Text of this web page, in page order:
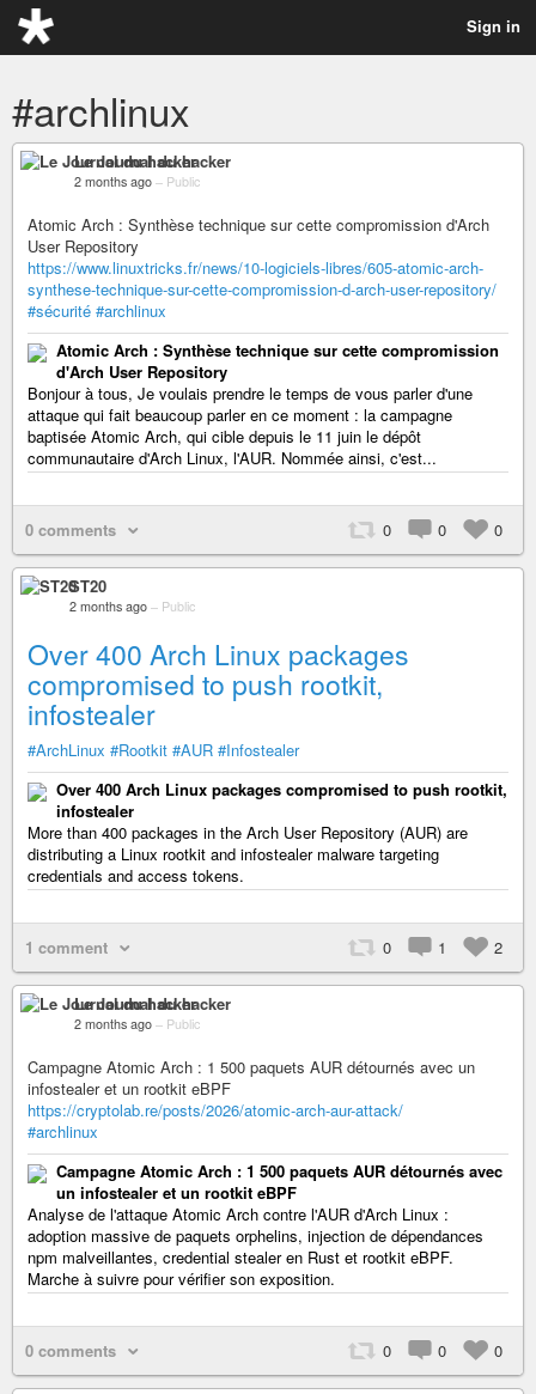
Sign in
#archlinux
Le Journal du hacker
2 months ago – Public
Atomic Arch : Synthèse technique sur cette compromission d'Arch
User Repository
https://www.linuxtricks.fr/news/10-logiciels-libres/605-atomic-arch-
synthese-technique-sur-cette-compromission-d-arch-user-repository/
#sécurité #archlinux
Atomic Arch : Synthèse technique sur cette compromission
d'Arch User Repository
Bonjour à tous, Je voulais prendre le temps de vous parler d'une
attaque qui fait beaucoup parler en ce moment : la campagne
baptisée Atomic Arch, qui cible depuis le 11 juin le dépôt
communautaire d'Arch Linux, l'AUR. Nommée ainsi, c'est...
0 comments 0 0 0
ST20
2 months ago – Public
Over 400 Arch Linux packages
compromised to push rootkit,
infostealer
#ArchLinux #Rootkit #AUR #Infostealer
Over 400 Arch Linux packages compromised to push rootkit,
infostealer
More than 400 packages in the Arch User Repository (AUR) are
distributing a Linux rootkit and infostealer malware targeting
credentials and access tokens.
1 comment 0 1 2
Le Journal du hacker
2 months ago – Public
Campagne Atomic Arch : 1 500 paquets AUR détournés avec un
infostealer et un rootkit eBPF
https://cryptolab.re/posts/2026/atomic-arch-aur-attack/
#archlinux
Campagne Atomic Arch : 1 500 paquets AUR détournés avec
un infostealer et un rootkit eBPF
Analyse de l'attaque Atomic Arch contre l'AUR d'Arch Linux :
adoption massive de paquets orphelins, injection de dépendances
npm malveillantes, credential stealer en Rust et rootkit eBPF.
Marche à suivre pour vérifier son exposition.
0 comments 0 0 0